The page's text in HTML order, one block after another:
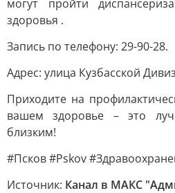
могут пройти
здоровья .
Запись по телефону: 29-90-28.
Адрес: улица Кузбасской
Приходите на
вашем здоровье – это
близким!
#Псков #Pskov
Источник: Канал в МАКС